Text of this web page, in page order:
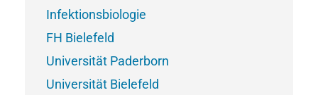
Infektionsbiologie
FH Bielefeld
Universität Paderborn
Universität Bielefeld